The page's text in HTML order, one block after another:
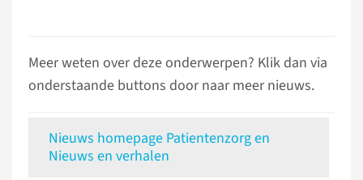
Meer weten over deze onderwerpen? Klik dan via
onderstaande buttons door naar meer nieuws.
Nieuws homepage Patientenzorg en
Nieuws en verhalen